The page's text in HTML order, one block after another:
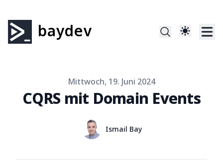
baydev
Mittwoch, 19. Juni 2024
CQRS mit Domain Events
Name
Ismail Bay